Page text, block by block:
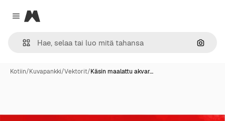
Close menu
Magnific
Hae
Kotiin/Kuvapankki/Vektorit/Käsin maalattu akvar…